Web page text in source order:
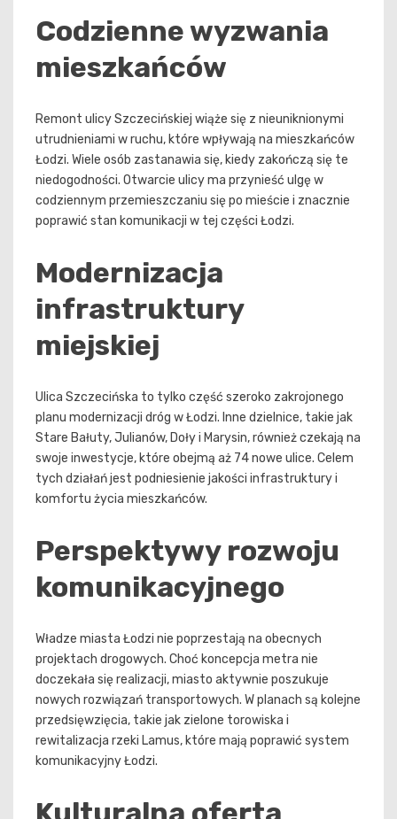
Codzienne wyzwania
mieszkańców
Remont ulicy Szczecińskiej wiąże się z nieuniknionymi
utrudnieniami w ruchu, które wpływają na mieszkańców
Łodzi. Wiele osób zastanawia się, kiedy zakończą się te
niedogodności. Otwarcie ulicy ma przynieść ulgę w
codziennym przemieszczaniu się po mieście i znacznie
poprawić stan komunikacji w tej części Łodzi.
Modernizacja
infrastruktury
miejskiej
Ulica Szczecińska to tylko część szeroko zakrojonego
planu modernizacji dróg w Łodzi. Inne dzielnice, takie jak
Stare Bałuty, Julianów, Doły i Marysin, również czekają na
swoje inwestycje, które obejmą aż 74 nowe ulice. Celem
tych działań jest podniesienie jakości infrastruktury i
komfortu życia mieszkańców.
Perspektywy rozwoju
komunikacyjnego
Władze miasta Łodzi nie poprzestają na obecnych
projektach drogowych. Choć koncepcja metra nie
doczekała się realizacji, miasto aktywnie poszukuje
nowych rozwiązań transportowych. W planach są kolejne
przedsięwzięcia, takie jak zielone torowiska i
rewitalizacja rzeki Lamus, które mają poprawić system
komunikacyjny Łodzi.